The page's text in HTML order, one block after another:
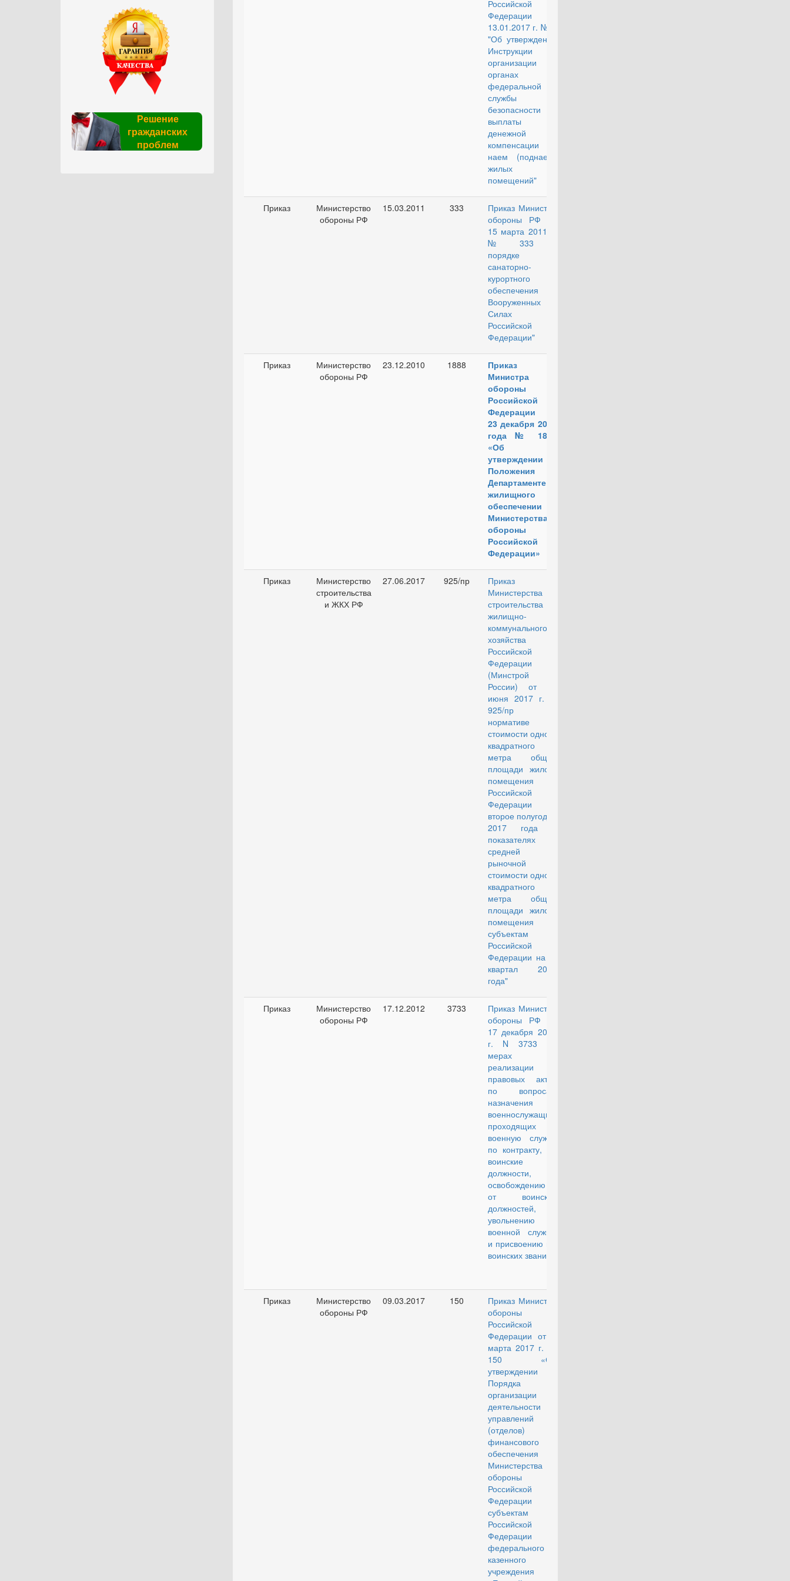
Решение
гражданских
проблем
Российской
Федерации от
13.01.2017 г. № 4
"Об утверждении
Инструкции об
организации в
органах
федеральной
службы
безопасности
выплаты
денежной
компенсации за
наем (поднаем)
жилых
помещений"
Приказ
Министерство
обороны РФ
15.03.2011 333
Приказ Министра
обороны РФ от
15 марта 2011 г.
№ 333 "О
порядке
санаторно-
курортного
обеспечения в
Вооруженных
Силах
Российской
Федерации"
Приказ
Министерство
обороны РФ
23.12.2010 1888
Приказ
Министра
обороны
Российской
Федерации от
23 декабря 2010
года № 1888
«Об
утверждении
Положения о
Департаменте
жилищного
обеспечении
Министерства
обороны
Российской
Федерации»
Приказ
Министерство
строительства
и ЖКХ РФ
27.06.2017 925/пр
Приказ
Министерства
строительства и
жилищно-
коммунального
хозяйства
Российской
Федерации
(Минстрой
России) от 27
июня 2017 г. N
925/пр "О
нормативе
стоимости одного
квадратного
метра общей
площади жилого
помещения по
Российской
Федерации на
второе полугодие
2017 года и
показателях
средней
рыночной
стоимости одного
квадратного
метра общей
площади жилого
помещения по
субъектам
Российской
Федерации на III
квартал 2017
года"
Приказ
Министерство
обороны РФ
17.12.2012 3733
Приказ Министра
обороны РФ от
17 декабря 2012
г. N 3733 "О
мерах по
реализации
правовых актов
по вопросам
назначения
военнослужащих,
проходящих
военную службу
по контракту, на
воинские
должности,
освобождению их
от воинских
должностей,
увольнению с
военной службы
и присвоению им
воинских званий"
Приказ
Министерство
обороны РФ
09.03.2017 150
Приказ Министра
обороны
Российской
Федерации от 9
марта 2017 г. №
150 «Об
утверждении
Порядка
организации
деятельности
управлений
(отделов)
финансового
обеспечения
Министерства
обороны
Российской
Федерации по
субъектам
Российской
Федерации и
федерального
казенного
учреждения